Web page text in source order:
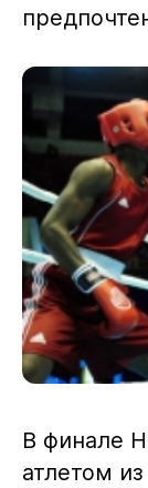
В финале
атлетом